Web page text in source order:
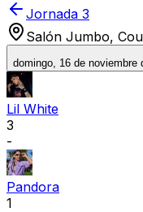
Jornada 3
Salón Jumbo,
domingo, 16 de noviembre
Lil White
3
-
Pandora
1